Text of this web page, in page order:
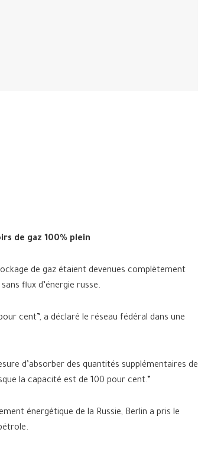
de gaz 100% plein
de gaz étaient devenues complètement
flux d’énergie russe.
cent”, a déclaré le réseau fédéral dans une
d’absorber des quantités supplémentaires de
la capacité est de 100 pour cent.”
énergétique de la Russie, Berlin a pris le